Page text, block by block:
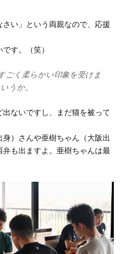
い」という両親なので、応援
す。（笑）
ごく柔らかい印象を受けま
うか。
ないですし、まだ猫を被って
）さんや亜樹ちゃん（大阪出
も出ますよ。亜樹ちゃんは最